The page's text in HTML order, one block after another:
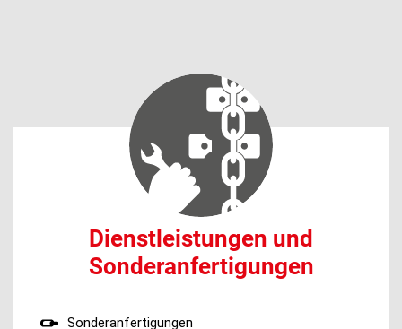
Dienstleistungen und
Sonderanfertigungen
Sonderanfertigungen